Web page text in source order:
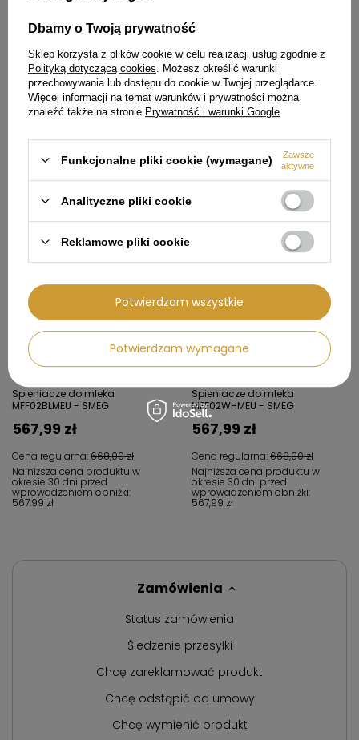
Młynki do kawy CGF03PBEU -
SMEG
874,99 zł
okresie 30 dni przed
wprowadzeniem obniżki:
874,99 zł
Suszarka wolnostojąca 8kg
SMEG DNP09SEBIN Steam LED
54cm
Cena regularna:6 179,00 zł
5 251,99 zł
Najniższa cena produktu w
okresie 30 dni przed
wprowadzeniem obniżki:
100,01 zł
Spieniacze do mleka
MFF02BLMEU - SMEG
Cena regularna:668,00 zł
567,99 zł
Najniższa cena produktu w
okresie 30 dni przed
wprowadzeniem obniżki:
567,99 zł
Spieniacze do mleka
MFF02WHMEU - SMEG
Cena regularna:668,00 zł
567,99 zł
Najniższa cena produktu w
okresie 30 dni przed
wprowadzeniem obniżki:
567,99 zł
Zamówienia
Status zamówienia
Śledzenie przesyłki
Chcę zareklamować produkt
Chcę odstąpić od umowy
Chcę wymienić produkt
Dbamy o Twoją prywatność
Sklep korzysta z plików cookie w celu realizacji usług zgodnie z
Polityką dotyczącą cookies . Możesz określić warunki
przechowywania lub dostępu do cookie w Twojej przeglądarce.
Więcej informacji na temat warunków i prywatności można
znaleźć także na stronie Prywatność i warunki Google
Funkcjonalne pliki cookie (wymagane)
Zawsze
aktywne
Analityczne pliki cookie
Reklamowe pliki cookie
Potwierdzam wymagane
Potwierdzam wszystkie